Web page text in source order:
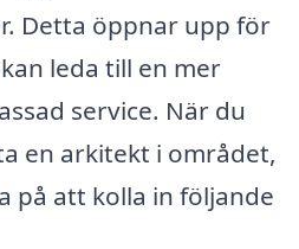
Detta öppnar upp för
leda till en mer
service. När du
en arkitekt i området,
på att kolla in följande